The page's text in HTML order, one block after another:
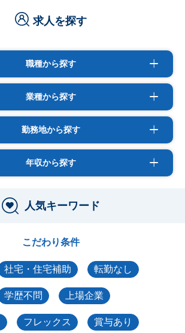
求人を探す
職種から探す
業種から探す
勤務地から探す
年収から探す
人気キーワード
こだわり条件
社宅・住宅補助 転勤なし
学歴不問 上場企業
フレックス 賞与あり